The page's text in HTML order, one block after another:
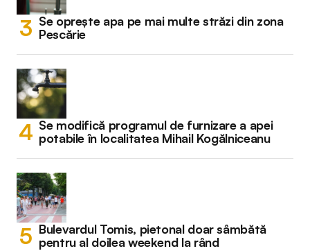
Se oprește apa pe mai multe străzi din zona
Pescărie
Se modifică programul de furnizare a apei
potabile în localitatea Mihail Kogălniceanu
Bulevardul Tomis, pietonal doar sâmbătă
pentru al doilea weekend la rând